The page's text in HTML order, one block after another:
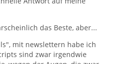
das Beste, aber...
mit newslettern habe ich
sind zwar irgendwie